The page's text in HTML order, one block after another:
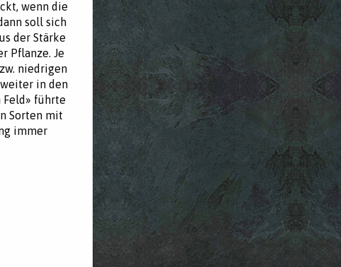
wenn die
soll sich
der Stärke
Pflanze. Je
niedrigen
in den
Feld» führte
Sorten mit
immer